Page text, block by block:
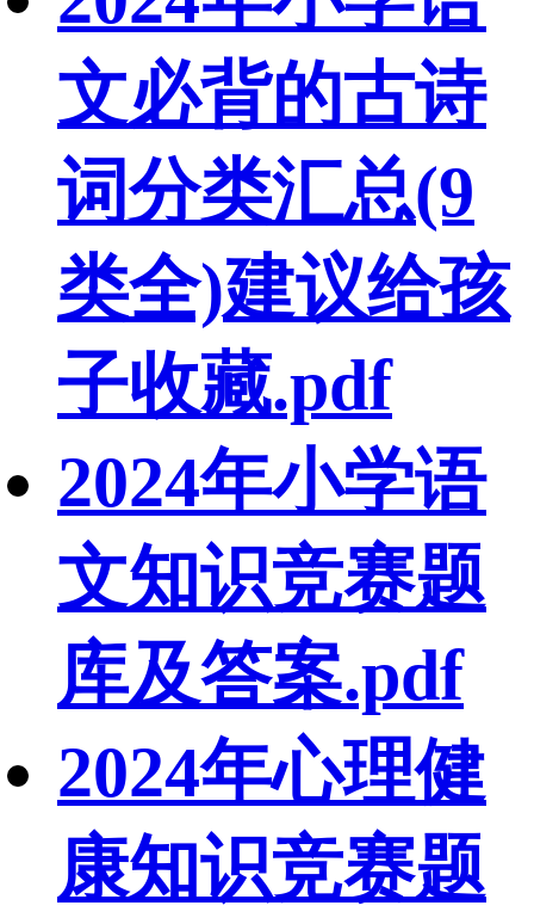
文必背的古诗
词分类汇总(9
类全)建议给孩
子收藏.pdf
2024年小学语
文知识竞赛题
库及答案.pdf
2024年心理健
康知识竞赛题